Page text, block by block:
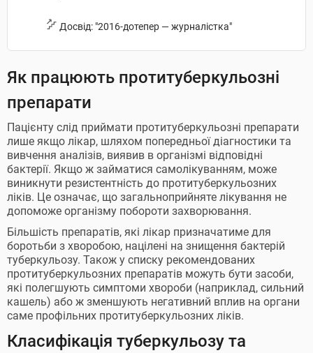
Досвід: "2016-дотепер — журналістка"
Як працюють протитуберкульозні
препарати
Пацієнту слід приймати протитуберкульозні препарати
лише якщо лікар, шляхом попередньої діагностики та
вивчення аналізів, виявив в організмі відповідні
бактерії. Якщо ж займатися самолікуванням, може
виникнути резистентність до протитуберкульозних
ліків. Це означає, що загальноприйняте лікування не
допоможе організму побороти захворювання.
Більшість препаратів, які лікар призначатиме для
боротьби з хворобою, націлені на знищення бактерій
туберкульозу. Також у списку рекомендованих
протитуберкульозних препаратів можуть бути засоби,
які полегшують симптоми хвороби (наприклад, сильний
кашель) або ж зменшують негативний вплив на органи
саме профільних протитуберкульозних ліків.
Класифікація туберкульозу та